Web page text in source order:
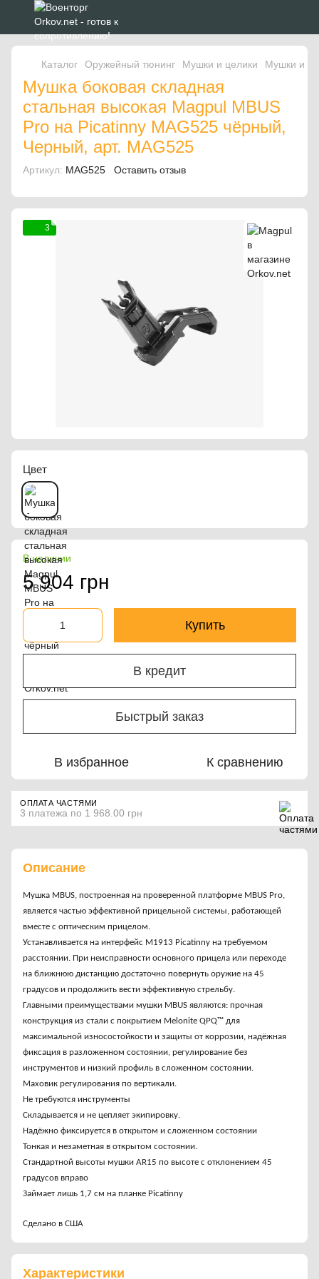
Каталог Оружейный тюнинг Мушки и целики Мушки и
Мушка боковая складная
стальная высокая Magpul MBUS
Pro на Picatinny MAG525 чёрный,
Черный, арт. MAG525
Артикул: MAG525 Оставить отзыв
3
Цвет
В наличии
5 904 грн
Купить
В кредит
Быстрый заказ
В избранное К сравнению
ОПЛАТА ЧАСТЯМИ
3 платежа по 1 968.00 грн
Описание
Мушка MBUS, построенная на проверенной платформе MBUS Pro,
является частью эффективной прицельной системы, работающей
вместе с оптическим прицелом.
Устанавливается на интерфейс M1913 Picatinny на требуемом
расстоянии. При неисправности основного прицела или переходе
на ближнюю дистанцию достаточно повернуть оружие на 45
градусов и продолжить вести эффективную стрельбу.
Главными преимуществами мушки MBUS являются: прочная
конструкция из стали с покрытием Melonite QPQ™ для
максимальной износостойкости и защиты от коррозии, надёжная
фиксация в разложенном состоянии, регулирование без
инструментов и низкий профиль в сложенном состоянии.
Маховик регулирования по вертикали.
Не требуются инструменты
Складывается и не цепляет экипировку.
Надёжно фиксируется в открытом и сложенном состоянии
Тонкая и незаметная в открытом состоянии.
Стандартной высоты мушки AR15 по высоте с отклонением 45
градусов вправо
Займает лишь 1,7 см на планке Picatinny
Сделано в США
Характеристики